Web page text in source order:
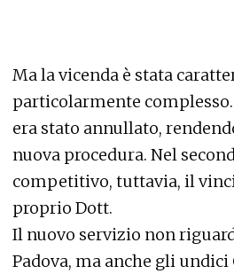
Ma la vicenda è stata
particolarmente
era stato annullato,
nuova procedura. Nel
competitivo, tuttavia, il
proprio Dott.
Il nuovo servizio non
Padova, ma anche gli undici